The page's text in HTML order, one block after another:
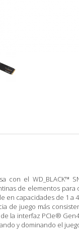
con el WD_BLACK™
de elementos
en capacidades de 1
juego más
la interfaz PCIe®
y dominando el